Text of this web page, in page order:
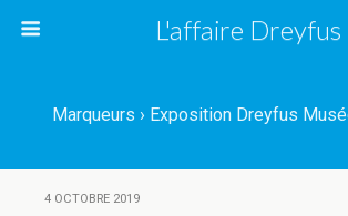
L'affaire Dreyfus
Marqueurs › Exposition Dreyfus
4 OCTOBRE 2019